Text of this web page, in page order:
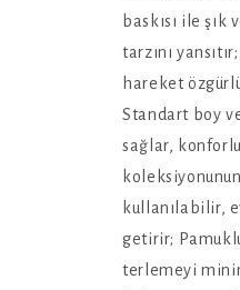
baskısı ile
tarzını
hareket
Standart boy
sağlar,
kullanılabilir,
getirir;
terlemeyi